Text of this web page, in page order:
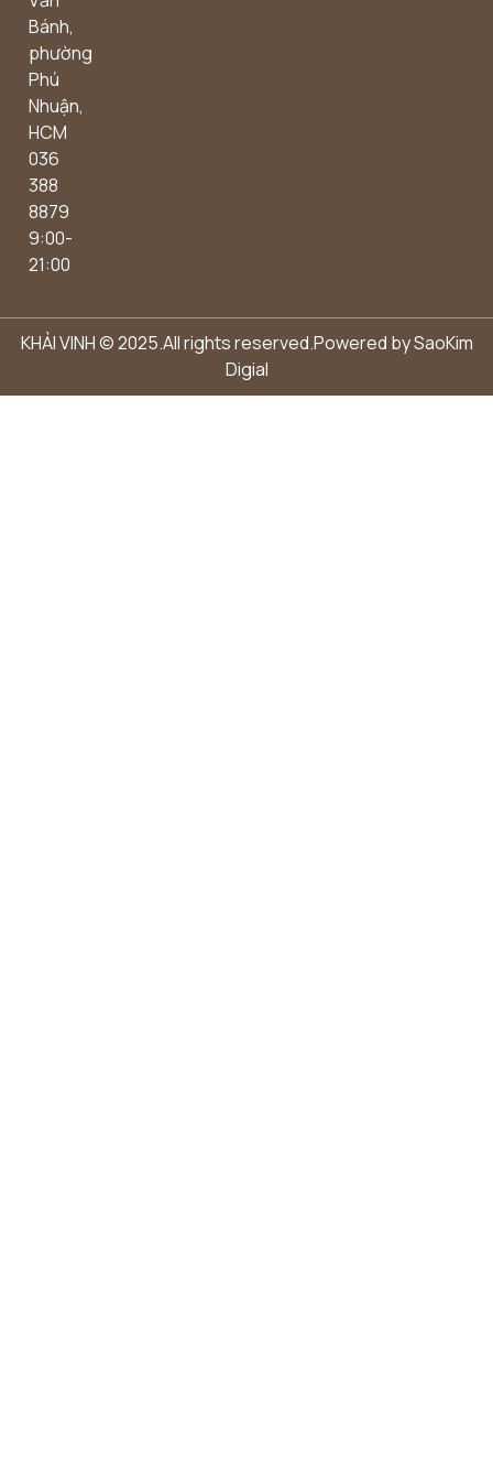
Bánh,
phường
Phú
Nhuận,
HCM
036
388
8879
9:00-
21:00
KHẢI VINH © 2025.All rights reserved.Powered bySaoKim
Digial